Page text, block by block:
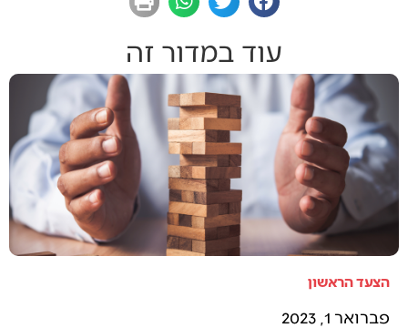
עוד במדור זה
הצעד הראשון
פברואר 1, 2023